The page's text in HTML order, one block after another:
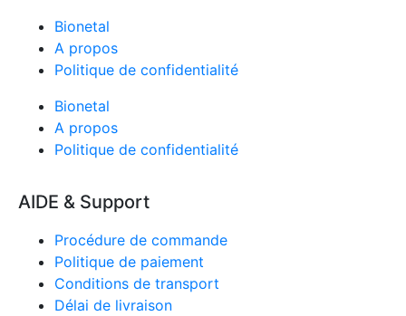
Bionetal
A propos
Politique de confidentialité
Bionetal
A propos
Politique de confidentialité
AIDE & Support
Procédure de commande
Politique de paiement
Conditions de transport
Délai de livraison